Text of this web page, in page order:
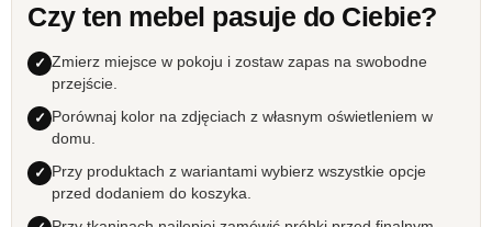
Czy ten mebel pasuje do Ciebie?
Zmierz miejsce w pokoju i zostaw zapas na swobodne
przejście.
Porównaj kolor na zdjęciach z własnym oświetleniem w
domu.
Przy produktach z wariantami wybierz wszystkie opcje
przed dodaniem do koszyka.